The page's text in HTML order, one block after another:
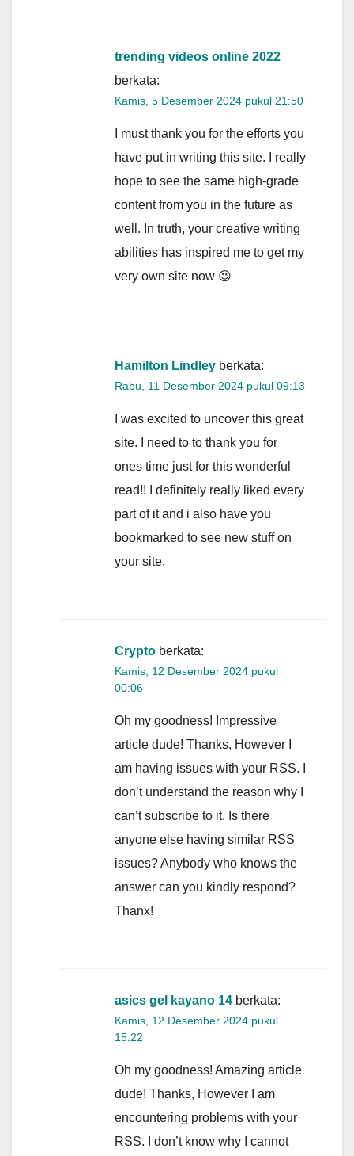
trending videos online 2022
berkata:
Kamis, 5 Desember 2024 pukul 21:50
I must thank you for the efforts you
have put in writing this site. I really
hope to see the same high-grade
content from you in the future as
well. In truth, your creative writing
abilities has inspired me to get my
very own site now 😉
Hamilton Lindley berkata:
Rabu, 11 Desember 2024 pukul 09:13
I was excited to uncover this great
site. I need to to thank you for
ones time just for this wonderful
read!! I definitely really liked every
part of it and i also have you
bookmarked to see new stuff on
your site.
Crypto berkata:
Kamis, 12 Desember 2024 pukul
00:06
Oh my goodness! Impressive
article dude! Thanks, However I
am having issues with your RSS. I
don’t understand the reason why I
can’t subscribe to it. Is there
anyone else having similar RSS
issues? Anybody who knows the
answer can you kindly respond?
Thanx!
asics gel kayano 14 berkata:
Kamis, 12 Desember 2024 pukul
15:22
Oh my goodness! Amazing article
dude! Thanks, However I am
encountering problems with your
RSS. I don’t know why I cannot